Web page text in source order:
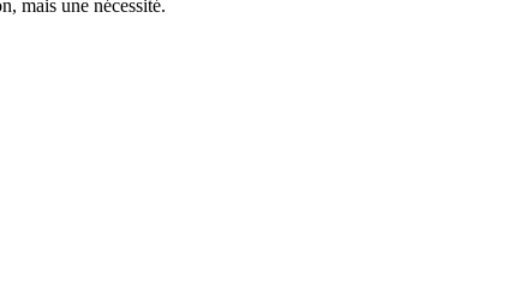
mais une nécessité.